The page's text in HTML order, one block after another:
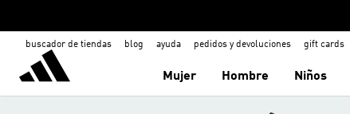
buscador de tiendas blog ayuda pedidos y devoluciones gift cards
Mujer Hombre Niños